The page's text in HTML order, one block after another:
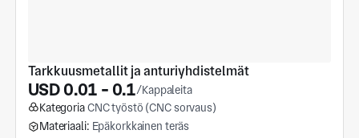
Tarkkuusmetallit ja anturiyhdistelmät
USD 0.01 - 0.1/Kappaleita
KategoriaCNC työstö (CNC sorvaus)
Materiaali: Epäkorkkainen teräs